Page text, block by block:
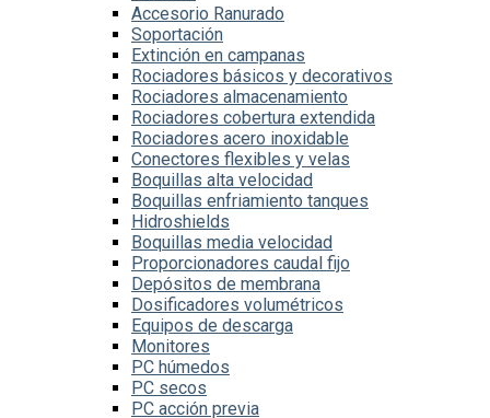
Accesorio Ranurado
Soportación
Extinción en campanas
Rociadores básicos y decorativos
Rociadores almacenamiento
Rociadores cobertura extendida
Rociadores acero inoxidable
Conectores flexibles y velas
Boquillas alta velocidad
Boquillas enfriamiento tanques
Hidroshields
Boquillas media velocidad
Proporcionadores caudal fijo
Depósitos de membrana
Dosificadores volumétricos
Equipos de descarga
Monitores
PC húmedos
PC secos
PC acción previa